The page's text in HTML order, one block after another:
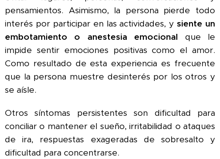
pensamientos. Asimismo, la persona pierde todo
interés por participar en las actividades, ysiente un
embotamiento o anestesia emocional que le
impide sentir emociones positivas como el amor.
Como resultado de esta experiencia es frecuente
que la persona muestre desinterés por los otros y
se aísle.
Otros síntomas persistentes son dificultad para
conciliar o mantener el sueño, irritabilidad o ataques
de ira, respuestas exageradas de sobresalto y
dificultad para concentrarse.